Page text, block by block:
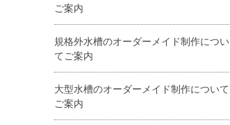
ご案内
規格外水槽のオーダーメイド制作につい
てご案内
大型水槽のオーダーメイド制作について
ご案内